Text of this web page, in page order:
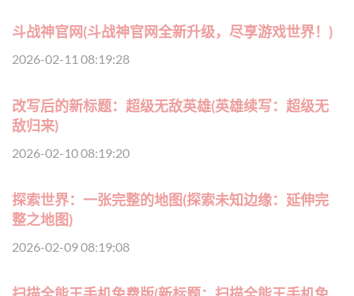
斗战神官网(斗战神官网全新升级，尽享游戏世界！)
2026-02-11 08:19:28
改写后的新标题：超级无敌英雄(英雄续写：超级无
敌归来)
2026-02-10 08:19:20
探索世界：一张完整的地图(探索未知边缘：延伸完
整之地图)
2026-02-09 08:19:08